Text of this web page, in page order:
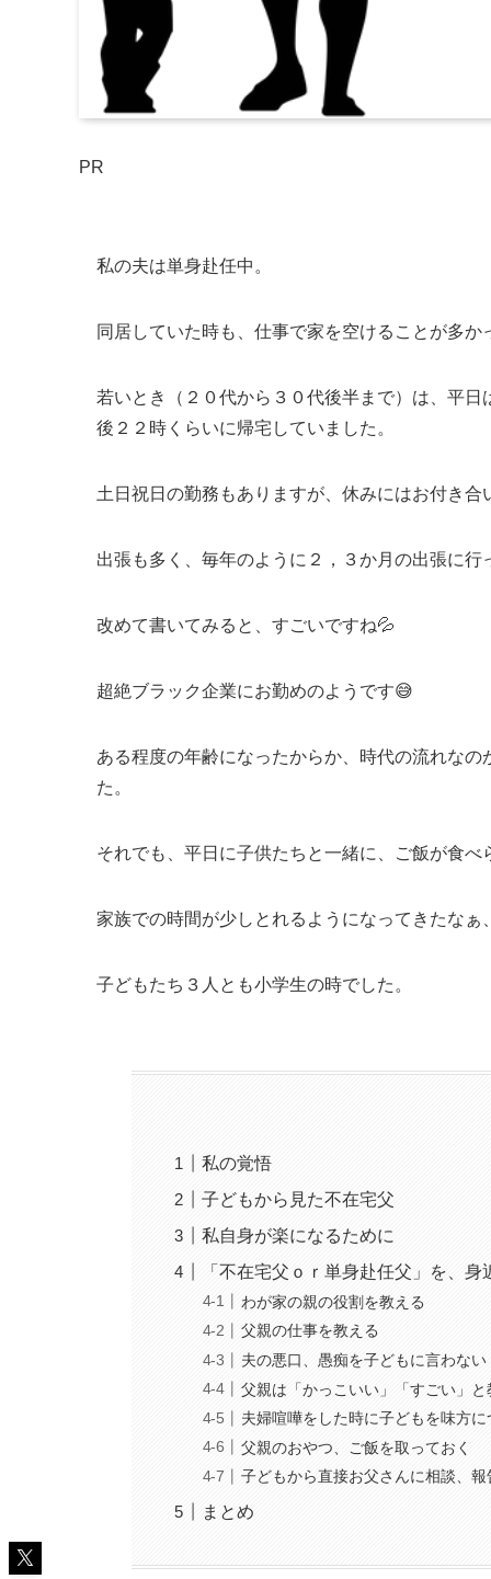
PR
私の夫は単身赴任中。
同居していた時も、仕事で家を空けることが多か
若いとき（２０代から３０代後半まで）は、平
後２２時くらいに帰宅していました。
土日祝日の勤務もありますが、休みにはお付き
出張も多く、毎年のように２，３か月の出張に行
改めて書いてみると、すごいですね💦
超絶ブラック企業にお勤めのようです😅
ある程度の年齢になったからか、時代の流れな
た。
それでも、平日に子供たちと一緒に、ご飯が食べ
家族での時間が少しとれるようになってきたなぁ
子どもたち３人とも小学生の時でした。
私の覚悟
子どもから見た不在宅父
私自身が楽になるために
「不在宅父ｏｒ単身赴任父」を、
わが家の親の役割を教える
父親の仕事を教える
夫の悪口、愚痴を子どもに言わない
父親は「かっこいい」「すごい」
夫婦喧嘩をした時に子どもを味方
父親のおやつ、ご飯を取っておく
子どもから直接お父さんに相談、報
まとめ